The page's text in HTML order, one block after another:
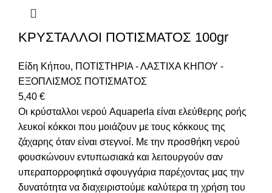
ΚΡΥΣΤΑΛΛΟΙ ΠΟΤΙΣΜΑΤΟΣ 100gr
Είδη Κήπου, ΠΟΤΙΣΤΗΡΙΑ - ΛΑΣΤΙΧΑ ΚΗΠΟΥ -
ΕΞΟΠΛΙΣΜΟΣ ΠΟΤΙΣΜΑΤΟΣ
5,40 €
Οι κρύσταλλοι νερού Aquaperla είναι ελεύθερης ροής
λευκοί κόκκοι που μοιάζουν με τους κόκκους της
ζάχαρης όταν είναι στεγνοί. Με την προσθήκη νερού
φουσκώνουν εντυπωσιακά και λειτουργούν σαν
υπεραπορροφητικά σφουγγάρια παρέχοντας μας την
δυνατότητα να διαχειριστούμε καλύτερα τη χρήση του